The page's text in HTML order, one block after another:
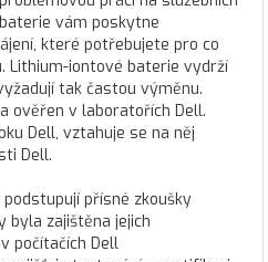
vám poskytne
které potřebujete pro co
Lithium-iontové baterie vydrží
tak častou výměnu.
ověřen v laboratořích Dell.
Dell, vztahuje se na něj
Dell.
přísné zkoušky
byla zajištěna jejich
počítačích Dell